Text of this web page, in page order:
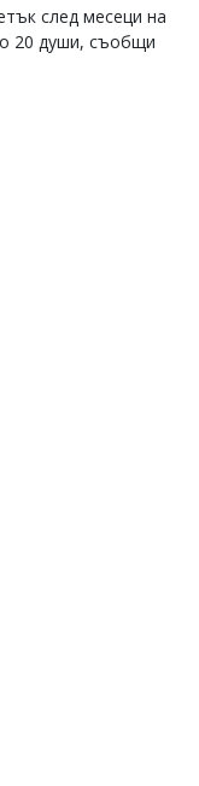
след месеци на
20 души, съобщи